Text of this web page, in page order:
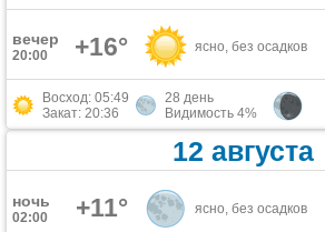
вечер
20:00 +16° ясно, без осадков
Восход: 05:49
Закат: 20:36
28 день
Видимость 4%
12 августа
ночь
02:00 +11° ясно, без осадков